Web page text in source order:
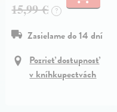
15,99 € ?
Zasielame do 14 dní
Pozrieť dostupnosť
v kníhkupectvách